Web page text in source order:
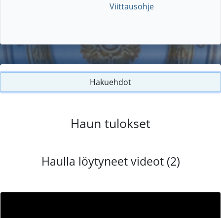
Viittausohje
Hakuehdot
Haun tulokset
Haulla löytyneet videot (2)